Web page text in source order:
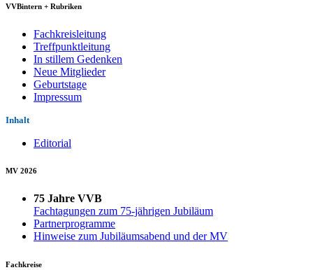
VVBintern + Rubriken
Fachkreisleitung
Treffpunktleitung
In stillem Gedenken
Neue Mitglieder
Geburtstage
Impressum
Inhalt
Editorial
MV 2026
75 Jahre VVB
Fachtagungen zum 75-jährigen Jubiläum
Partnerprogramme
Hinweise zum Jubiläumsabend und der MV
Fachkreise